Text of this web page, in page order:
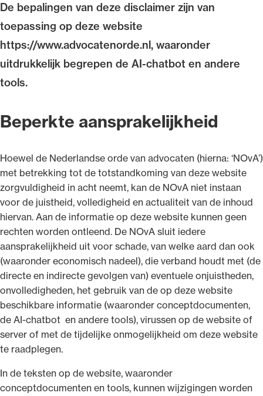
De bepalingen van deze disclaimer zijn van
toepassing op deze website
https://www.advocatenorde.nl, waaronder
uitdrukkelijk begrepen de AI-chatbot en andere
tools.
Beperkte aansprakelijkheid
Hoewel de Nederlandse orde van advocaten (hierna: ‘NOvA’)
met betrekking tot de totstandkoming van deze website
zorgvuldigheid in acht neemt, kan de NOvA niet instaan
voor de juistheid, volledigheid en actualiteit van de inhoud
hiervan. Aan de informatie op deze website kunnen geen
rechten worden ontleend. De NOvA sluit iedere
aansprakelijkheid uit voor schade, van welke aard dan ook
(waaronder economisch nadeel), die verband houdt met (de
directe en indirecte gevolgen van) eventuele onjuistheden,
onvolledigheden, het gebruik van de op deze website
beschikbare informatie (waaronder conceptdocumenten,
de AI-chatbot en andere tools), virussen op de website of
server of met de tijdelijke onmogelijkheid om deze website
te raadplegen.
In de teksten op de website, waaronder
conceptdocumenten en tools, kunnen wijzigingen worden
Uitgelicht
Alle wet- en regelgeving voor de advocatuur.
Van de Advocatenwet tot de Verordening op
de advocatuur (Voda) en de Regeling op de
advocatuur (Roda).
Ondersteuning voor advocaten bij hun
beroepsuitoefening: van de advocatenpas tot
geheimhoudernummers.